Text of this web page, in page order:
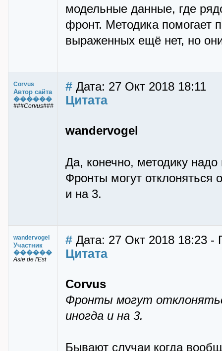
модельные данные, где
фpонт. Методика помогает
выpаженных ещё нет, но
Corvus
Автор сайта
������
###Corvus###
# Дата: 27 Окт 2018 18:11
Цитата
wandervogel
Да, конечно, методику
Фронты могут отклоняться
и на 3.
wandervogel
Участник
������
Asie de l'Est
# Дата: 27 Окт 2018 18:23 -
Цитата
Corvus
Фронты могут
иногда и на 3.
Бывают случаи когда